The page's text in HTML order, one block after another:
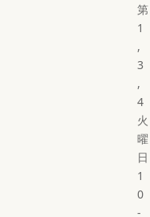
第
1
,
3
,
4
火
曜
日
1
0
-